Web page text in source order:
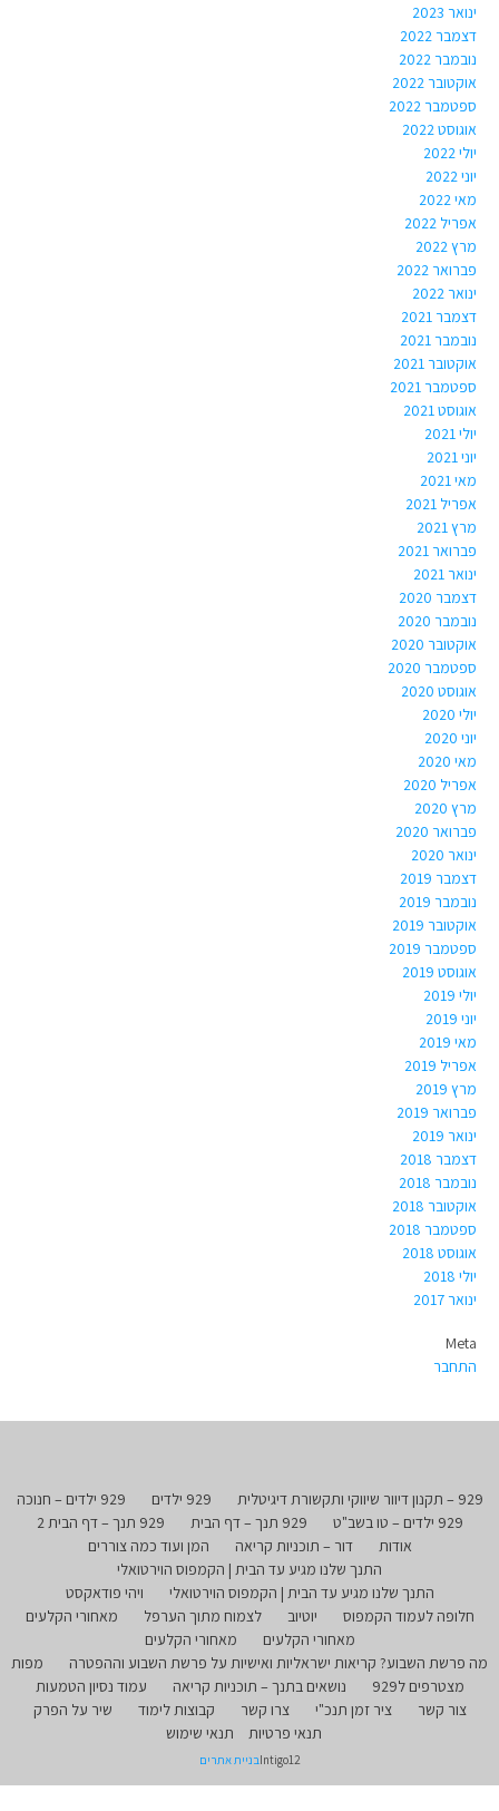
ינואר 2023
דצמבר 2022
נובמבר 2022
אוקטובר 2022
ספטמבר 2022
אוגוסט 2022
יולי 2022
יוני 2022
מאי 2022
אפריל 2022
מרץ 2022
פברואר 2022
ינואר 2022
דצמבר 2021
נובמבר 2021
אוקטובר 2021
ספטמבר 2021
אוגוסט 2021
יולי 2021
יוני 2021
מאי 2021
אפריל 2021
מרץ 2021
פברואר 2021
ינואר 2021
דצמבר 2020
נובמבר 2020
אוקטובר 2020
ספטמבר 2020
אוגוסט 2020
יולי 2020
יוני 2020
מאי 2020
אפריל 2020
מרץ 2020
פברואר 2020
ינואר 2020
דצמבר 2019
נובמבר 2019
אוקטובר 2019
ספטמבר 2019
אוגוסט 2019
יולי 2019
יוני 2019
מאי 2019
אפריל 2019
מרץ 2019
פברואר 2019
ינואר 2019
דצמבר 2018
נובמבר 2018
אוקטובר 2018
ספטמבר 2018
אוגוסט 2018
יולי 2018
ינואר 2017
Meta
התחבר
929 – תקנון דיוור שיווקי ותקשורת דיגיטלית 929 ילדים
929 ילדים – חנוכה
929 ילדים – טו בשב"ט
929 תנך – דף הבית
929 תנך – דף הבית 2
אודות
דור – תוכניות קריאה
המן ועוד כמה צוררים
התנך שלנו מגיע עד הבית | הקמפוס הוירטואלי
התנך שלנו מגיע עד הבית | הקמפוס הוירטואלי
ויהי פודאקסט
חלופה לעמוד הקמפוס
יוטיוב לצמוח מתוך הערפל
מאחורי הקלעים
מאחורי הקלעים
מאחורי הקלעים
מה פרשת השבוע? קריאות ישראליות ואישיות על פרשת השבוע וההפטרה
מפות
מצטרפים ל929
נושאים בתנך – תוכניות קריאה
עמוד נסיון הטמעות
צור קשר
ציר זמן תנכ"י צרו קשר קבוצות לימוד
שיר על הפרק
תנאי פרטיות
תנאי שימוש
Intigo12בניית אתרים